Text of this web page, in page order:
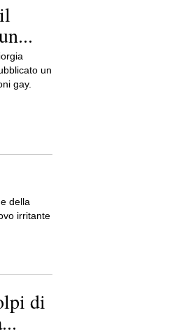
un
gay.
della
irritante
di